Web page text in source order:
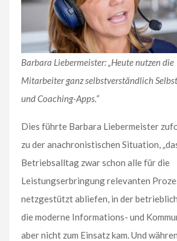
Barbara Liebermeister: „Heute nutzen die
Mitarbeiter ganz selbstverständlich
und Coaching-Apps.“
Dies führte Barbara Liebermeister
zu der anachronistischen Situation,
Betriebsalltag zwar schon alle für die
Leistungserbringung relevanten
netzgestützt abliefen, in der
die moderne Informations- und
aber nicht zum Einsatz kam. Und